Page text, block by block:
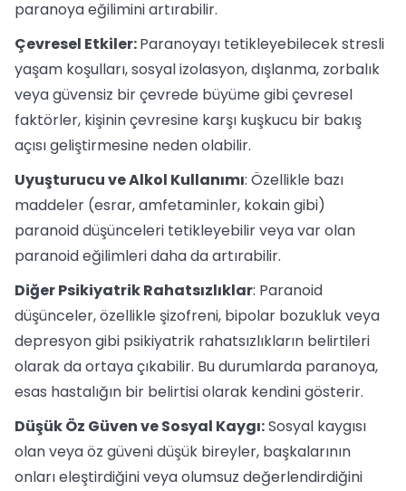
paranoya eğilimini artırabilir.
Çevresel Etkiler:Paranoyayı tetikleyebilecek stresli
yaşam koşulları, sosyal izolasyon, dışlanma, zorbalık
veya güvensiz bir çevrede büyüme gibi çevresel
faktörler, kişinin çevresine karşı kuşkucu bir bakış
açısı geliştirmesine neden olabilir.
Uyuşturucu ve Alkol Kullanımı: Özellikle bazı
maddeler (esrar, amfetaminler, kokain gibi)
paranoid düşünceleri tetikleyebilir veya var olan
paranoid eğilimleri daha da artırabilir.
Diğer Psikiyatrik Rahatsızlıklar: Paranoid
düşünceler, özellikle şizofreni, bipolar bozukluk veya
depresyon gibi psikiyatrik rahatsızlıkların belirtileri
olarak da ortaya çıkabilir. Bu durumlarda paranoya,
esas hastalığın bir belirtisi olarak kendini gösterir.
Düşük Öz Güven ve Sosyal Kaygı:Sosyal kaygısı
olan veya öz güveni düşük bireyler, başkalarının
onları eleştirdiğini veya olumsuz değerlendirdiğini